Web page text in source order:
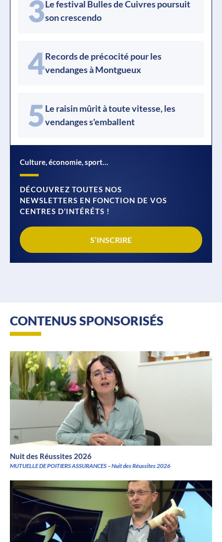
3Le festival Bulles de Cuivres poursuit
son crescendo
4Records de précocité pour les
vendanges à Montgueux
5Le raisin mûrit à toute vitesse, les
vendanges s'emballent
Culture, économie, sport…
DÉCOUVREZ TOUTES NOS
NEWSLETTERS EN FONCTION DE VOS
CENTRES D’INTÉRÉTS !
S’INSCRIRE
CONTENUS SPONSORISÉS
Nuit des Réussites 2026
MUTUELLE DE POITIERS ASSURANCES – Nuit des Réussites 2026